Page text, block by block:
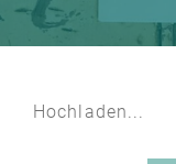
Hochladen...